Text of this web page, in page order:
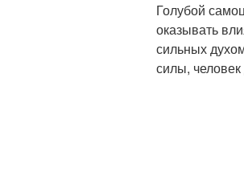
Голубой
оказывать
сильных
силы,